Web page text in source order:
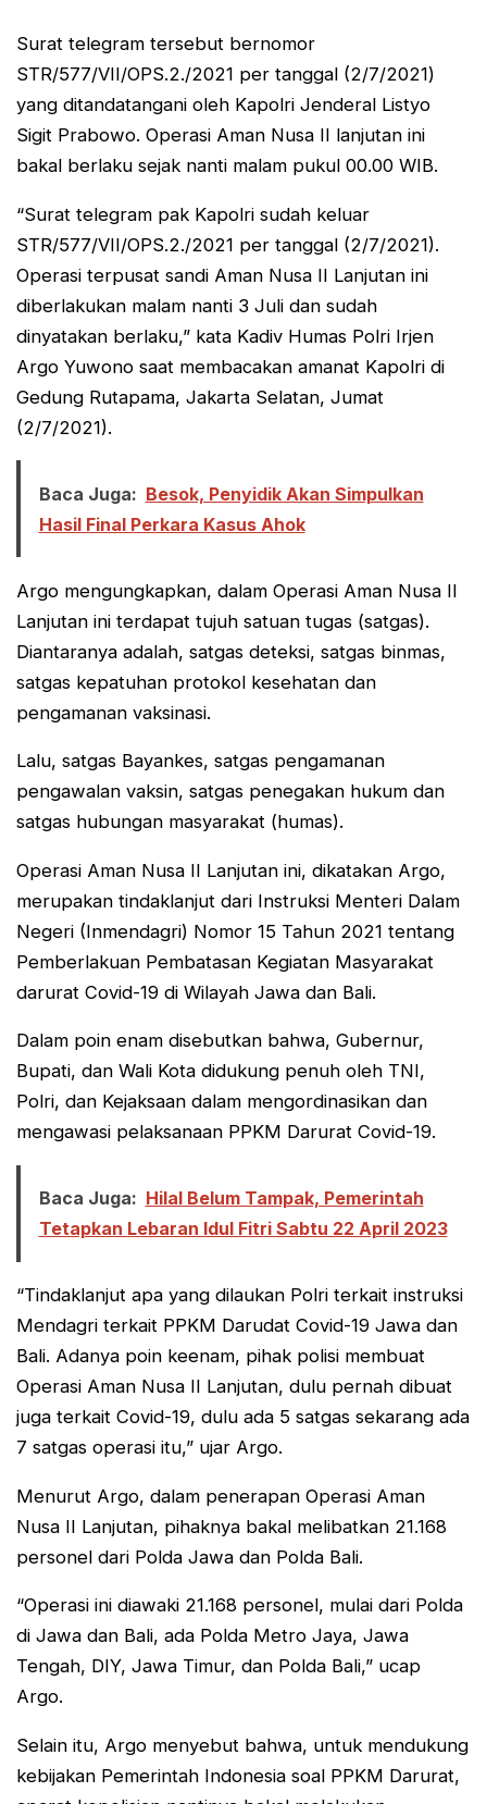
Surat telegram tersebut bernomor
STR/577/VII/OPS.2./2021 per tanggal (2/7/2021)
yang ditandatangani oleh Kapolri Jenderal Listyo
Sigit Prabowo. Operasi Aman Nusa II lanjutan ini
bakal berlaku sejak nanti malam pukul 00.00 WIB.
“Surat telegram pak Kapolri sudah keluar
STR/577/VII/OPS.2./2021 per tanggal (2/7/2021).
Operasi terpusat sandi Aman Nusa II Lanjutan ini
diberlakukan malam nanti 3 Juli dan sudah
dinyatakan berlaku,” kata Kadiv Humas Polri Irjen
Argo Yuwono saat membacakan amanat Kapolri di
Gedung Rutapama, Jakarta Selatan, Jumat
(2/7/2021).
Baca Juga: Besok, Penyidik Akan Simpulkan
Hasil Final Perkara Kasus Ahok
Argo mengungkapkan, dalam Operasi Aman Nusa II
Lanjutan ini terdapat tujuh satuan tugas (satgas).
Diantaranya adalah, satgas deteksi, satgas binmas,
satgas kepatuhan protokol kesehatan dan
pengamanan vaksinasi.
Lalu, satgas Bayankes, satgas pengamanan
pengawalan vaksin, satgas penegakan hukum dan
satgas hubungan masyarakat (humas).
Operasi Aman Nusa II Lanjutan ini, dikatakan Argo,
merupakan tindaklanjut dari Instruksi Menteri Dalam
Negeri (Inmendagri) Nomor 15 Tahun 2021 tentang
Pemberlakuan Pembatasan Kegiatan Masyarakat
darurat Covid-19 di Wilayah Jawa dan Bali.
Dalam poin enam disebutkan bahwa, Gubernur,
Bupati, dan Wali Kota didukung penuh oleh TNI,
Polri, dan Kejaksaan dalam mengordinasikan dan
mengawasi pelaksanaan PPKM Darurat Covid-19.
Baca Juga: Hilal Belum Tampak, Pemerintah
Tetapkan Lebaran Idul Fitri Sabtu 22 April 2023
“Tindaklanjut apa yang dilaukan Polri terkait instruksi
Mendagri terkait PPKM Darudat Covid-19 Jawa dan
Bali. Adanya poin keenam, pihak polisi membuat
Operasi Aman Nusa II Lanjutan, dulu pernah dibuat
juga terkait Covid-19, dulu ada 5 satgas sekarang ada
7 satgas operasi itu,” ujar Argo.
Menurut Argo, dalam penerapan Operasi Aman
Nusa II Lanjutan, pihaknya bakal melibatkan 21.168
personel dari Polda Jawa dan Polda Bali.
“Operasi ini diawaki 21.168 personel, mulai dari Polda
di Jawa dan Bali, ada Polda Metro Jaya, Jawa
Tengah, DIY, Jawa Timur, dan Polda Bali,” ucap
Argo.
Selain itu, Argo menyebut bahwa, untuk mendukung
kebijakan Pemerintah Indonesia soal PPKM Darurat,